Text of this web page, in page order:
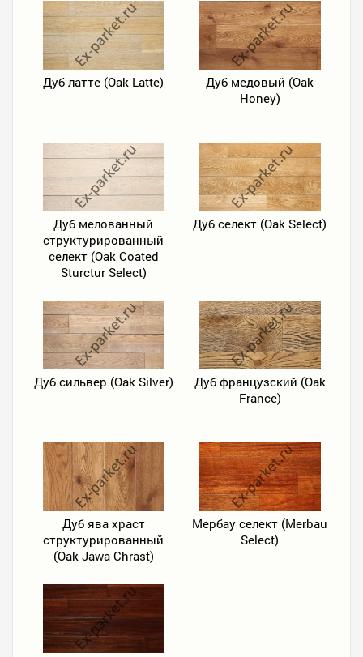
Дуб латте (Oak Latte)
Дуб медовый (Oak
Honey)
Дуб мелованный
структурированный
селект (Oak Сoated
Sturctur Select)
Дуб селект (Oak Select)
Дуб сильвер (Oak Silver)
Дуб французский (Oak
France)
Дуб ява храст
структурированный
(Oak Jawa Chrast)
Мербау селект (Merbau
Select)